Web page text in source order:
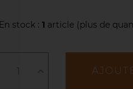
En stock : 1 article (plus de